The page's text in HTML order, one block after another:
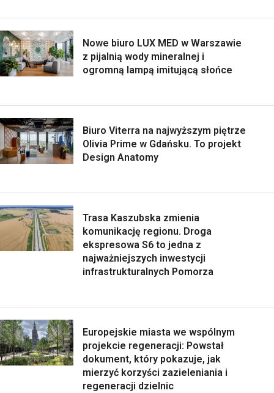
Nowe biuro LUX MED w Warszawie
z pijalnią wody mineralnej i
ogromną lampą imitującą słońce
Biuro Viterra na najwyższym piętrze
Olivia Prime w Gdańsku. To projekt
Design Anatomy
Trasa Kaszubska zmienia
komunikację regionu. Droga
ekspresowa S6 to jedna z
najważniejszych inwestycji
infrastrukturalnych Pomorza
Europejskie miasta we wspólnym
projekcie regeneracji: Powstał
dokument, który pokazuje, jak
mierzyć korzyści zazieleniania i
regeneracji dzielnic